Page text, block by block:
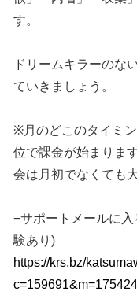
す。
ドリームキラーのな
ていきましょう。
※月のどこのタイミ
位で課金が始まりま
会は月初でなくても
−サポートメールに
験あり)
https://krs.bz/